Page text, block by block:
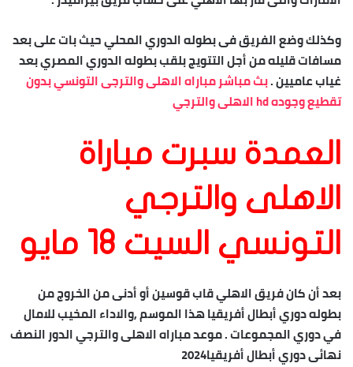
وكذلك وضع الفريق فى بطوله الدوري المحلي حيث بات على بعد
مسافات قليله من أجل التتويج بلقب بطوله الدوري المصري بعد
غياب عاميين .بث مباشر مباراه الاهلى والترجى التونسي بدون
تقطيع وجوده hd الاهلى والترجي
العمدة سبرت مباراة
الاهلى والترجي
التونسي السيت 18 مايو
بعد أن كان فريق الاهلي قاب قوسين أو أدنى من الخروج من
بطوله دوري أبطال أفريقيا هذا الموسم ,والاداء المخيب للامال
في دوري المجموعات . موعد مباراه الاهلى والترجي الدور النصف
نهائى دوري أبطال أفريقيا2024